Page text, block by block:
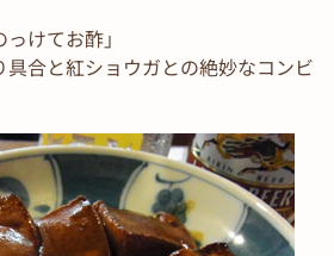
けてお酢」
具合と紅ショウガとの絶妙なコンビ